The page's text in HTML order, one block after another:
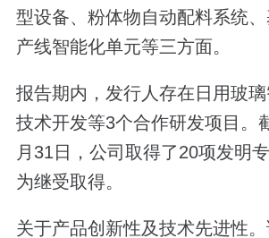
型设备、粉体物自动配料系统
产线智能化单元等三方面。
报告期内，发行人存在日用玻
技术开发等3个合作研发项目。
月31日，公司取得了20项发明
为继受取得。
关于产品创新性及技术先进性